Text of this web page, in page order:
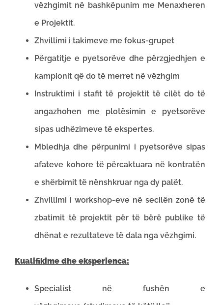
vëzhgimit në bashkëpunim me Menaxheren
e Projektit.
Zhvillimi i takimeve me fokus-grupet
Përgatitje e pyetsorëve dhe përzgjedhjen e
kampionit që do të merret në vëzhgim
Instruktimi i stafit të projektit të cilët do të
angazhohen me plotësimin e pyetsorëve
sipas udhëzimeve të ekspertes.
Mbledhja dhe përpunimi i pyetsorëve sipas
afateve kohore të përcaktuara në kontratën
e shërbimit të nënshkruar nga dy palët.
Zhvillimi i workshop-eve në secilën zonë të
zbatimit të projektit për të bërë publike të
dhënat e rezultateve të dala nga vëzhgimi.
Kualifikime dhe eksperienca:
Specialist në fushën e